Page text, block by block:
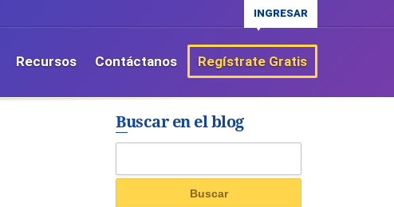
INGRESAR
Recursos Contáctanos Regístrate Gratis
Buscar en el blog